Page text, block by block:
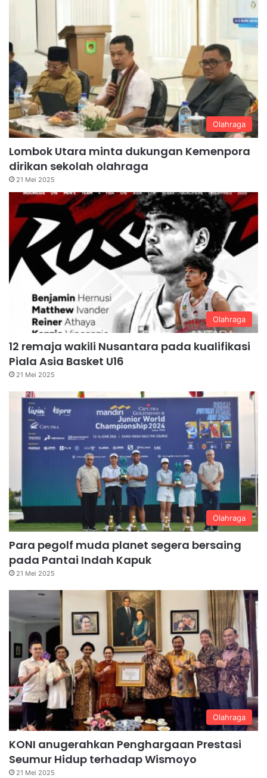
Olahraga
Lombok Utara minta dukungan Kemenpora
dirikan sekolah olahraga
21 Mei 2025
Olahraga
12 remaja wakili Nusantara pada kualifikasi
Piala Asia Basket U16
21 Mei 2025
Olahraga
Para pegolf muda planet segera bersaing
pada Pantai Indah Kapuk
21 Mei 2025
Olahraga
KONI anugerahkan Penghargaan Prestasi
Seumur Hidup terhadap Wismoyo
21 Mei 2025